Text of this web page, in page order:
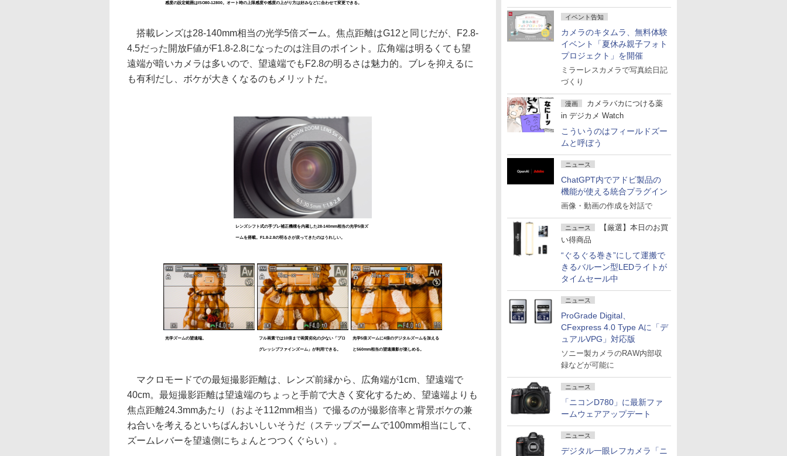
イベント告知
カメラのキタムラ、無料体験
イベント「夏休み親子フォト
プロジェクト」を開催
ミラーレスカメラで写真絵日記
づくり
漫画
カメラバカにつける薬
in デジカメ Watch
こういうのはフィールドズー
ムと呼ぼう
ニュース
ChatGPT内でアドビ製品の
機能が使える統合プラグイン
画像・動画の作成を対話で
ニュース
【厳選】本日のお買
い得商品
“ぐるぐる巻き”にして運搬で
きるバルーン型LEDライトが
タイムセール中
ニュース
ProGrade Digital、
CFexpress 4.0 Type Aに「デ
ュアルVPG」対応版
ソニー製カメラのRAW内部収
録などが可能に
ニュース
「ニコンD780」に最新ファ
ームウェアアップデート
ニュース
デジタル一眼レフカメラ「ニ
感度の設定範囲はISO80-12800。オート時の上限感度や感度の上がり方は好みなどに合わせて変更できる。
搭載レンズは28-140mm相当の光学5倍ズーム。焦点距離はG12と同じだが、F2.8-
4.5だった開放F値がF1.8-2.8になったのは注目のポイント。広角端は明るくても望
遠端が暗いカメラは多いので、望遠端でもF2.8の明るさは魅力的。ブレを抑えるに
も有利だし、ボケが大きくなるのもメリットだ。
レンズシフト式の手ブレ補正機構を内蔵した28-140mm相当の光学5倍ズ
ームを搭載。F1.8-2.8の明るさが戻ってきたのはうれしい。
光学ズームの望遠端。 フル画素では10倍まで画質劣化の少ない「プロ
グレッシブファインズーム」が利用できる。
光学5倍ズームに4倍のデジタルズームを加える
と560mm相当の望遠撮影が楽しめる。
マクロモードでの最短撮影距離は、レンズ前縁から、広角端が1cm、望遠端で
40cm。最短撮影距離は望遠端のちょっと手前で大きく変化するため、望遠端よりも
焦点距離24.3mmあたり（およそ112mm相当）で撮るのが撮影倍率と背景ボケの兼
ね合いを考えるといちばんおいしいそうだ（ステップズームで100mm相当にして、
ズームレバーを望遠側にちょんとつつくぐらい）。